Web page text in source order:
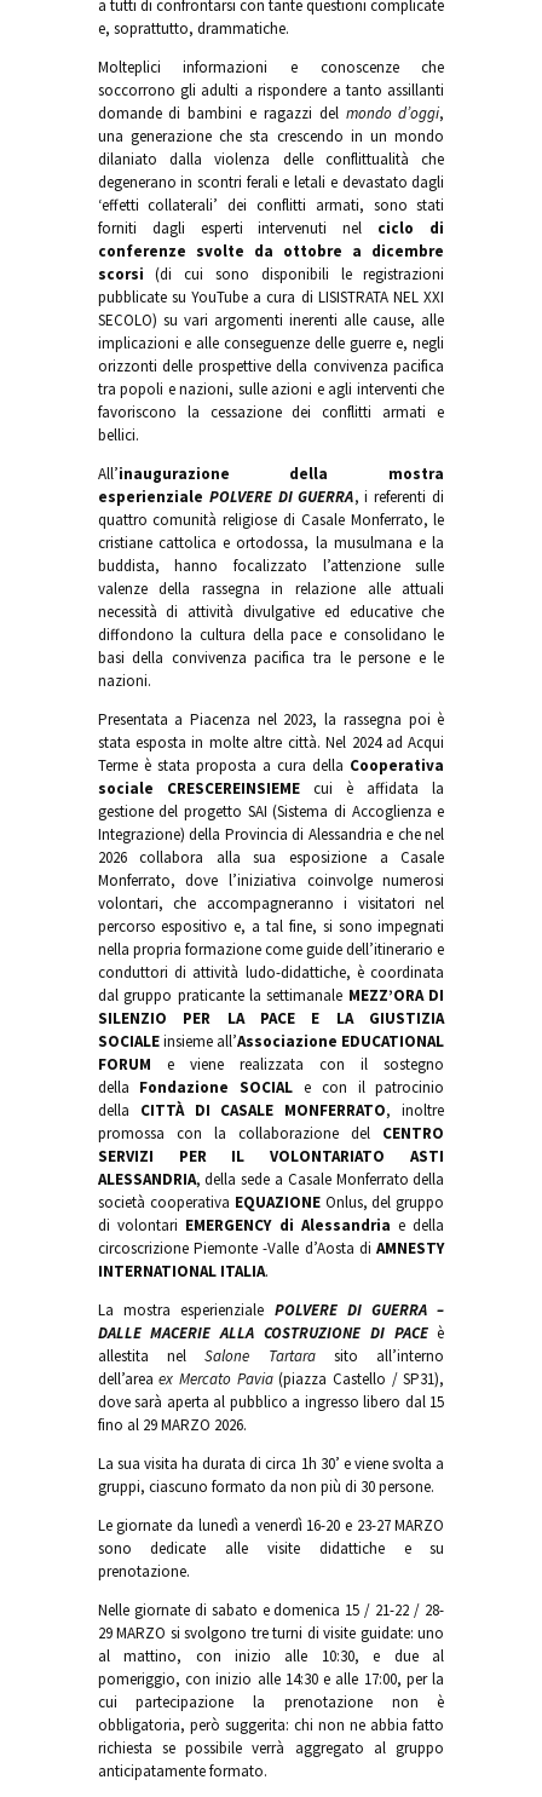
a tutti di confrontarsi con tante questioni complicate
e, soprattutto, drammatiche.
Molteplici informazioni e conoscenze che
soccorrono gli adulti a rispondere a tanto assillanti
domande di bambini e ragazzi del mondo d’oggi,
una generazione che sta crescendo in un mondo
dilaniato dalla violenza delle conflittualità che
degenerano in scontri ferali e letali e devastato dagli
‘effetti collaterali’ dei conflitti armati, sono stati
forniti dagli esperti intervenuti nel
ciclo di
conferenze svolte da ottobre a dicembre
scorsi
(di cui sono disponibili le registrazioni
pubblicate su YouTube a cura di LISISTRATA NEL XXI
SECOLO) su vari argomenti inerenti alle cause, alle
implicazioni e alle conseguenze delle guerre e, negli
orizzonti delle prospettive della convivenza pacifica
tra popoli e nazioni, sulle azioni e agli interventi che
favoriscono la cessazione dei conflitti armati e
bellici.
All’inaugurazione della mostra
esperienziale POLVERE DI GUERRA, i referenti di
quattro comunità religiose di Casale Monferrato, le
cristiane cattolica e ortodossa, la musulmana e la
buddista, hanno focalizzato l’attenzione sulle
valenze della rassegna in relazione alle attuali
necessità di attività divulgative ed educative che
diffondono la cultura della pace e consolidano le
basi della convivenza pacifica tra le persone e le
nazioni.
Presentata a Piacenza nel 2023, la rassegna poi è
stata esposta in molte altre città. Nel 2024 ad Acqui
Terme è stata proposta a cura della Cooperativa
sociale
CRESCEREINSIEME
cui è affidata la
gestione del progetto SAI (Sistema di Accoglienza e
Integrazione) della Provincia di Alessandria e che nel
2026 collabora alla sua esposizione a Casale
Monferrato, dove l’iniziativa coinvolge numerosi
volontari, che accompagneranno i visitatori nel
percorso espositivo e, a tal fine, si sono impegnati
nella propria formazione come guide dell’itinerario e
conduttori di attività ludo-didattiche, è coordinata
dal gruppo praticante la settimanale MEZZ’ORA DI
SILENZIO PER LA PACE E LA GIUSTIZIA
SOCIALEinsieme all’Associazione EDUCATIONAL
FORUM
e viene realizzata con il sostegno
della Fondazione SOCIAL e con il patrocinio
della
CITTÀ DI CASALE MONFERRATO, inoltre
promossa con la collaborazione del
CENTRO
SERVIZI PER IL VOLONTARIATO ASTI
ALESSANDRIA, della sede a Casale Monferrato della
società cooperativa EQUAZIONE Onlus, del gruppo
di volontari EMERGENCY di Alessandria e della
circoscrizione Piemonte -Valle d’Aosta di AMNESTY
INTERNATIONAL ITALIA.
La mostra esperienziale POLVERE DI GUERRA –
DALLE MACERIE ALLA COSTRUZIONE DI PACE è
allestita nel
Salone Tartara
sito all’interno
dell’area ex Mercato Pavia (piazza Castello / SP31),
dove sarà aperta al pubblico a ingresso libero dal 15
fino al 29 MARZO 2026.
La sua visita ha durata di circa 1h 30’ e viene svolta a
gruppi, ciascuno formato da non più di 30 persone.
Le giornate da lunedì a venerdì 16-20 e 23-27 MARZO
sono dedicate alle visite didattiche e su
prenotazione.
Nelle giornate di sabato e domenica 15 / 21-22 / 28-
29 MARZO si svolgono tre turni di visite guidate: uno
al mattino, con inizio alle 10:30, e due al
pomeriggio, con inizio alle 14:30 e alle 17:00, per la
cui partecipazione la prenotazione non è
obbligatoria, però suggerita: chi non ne abbia fatto
richiesta se possibile verrà aggregato al gruppo
anticipatamente formato.